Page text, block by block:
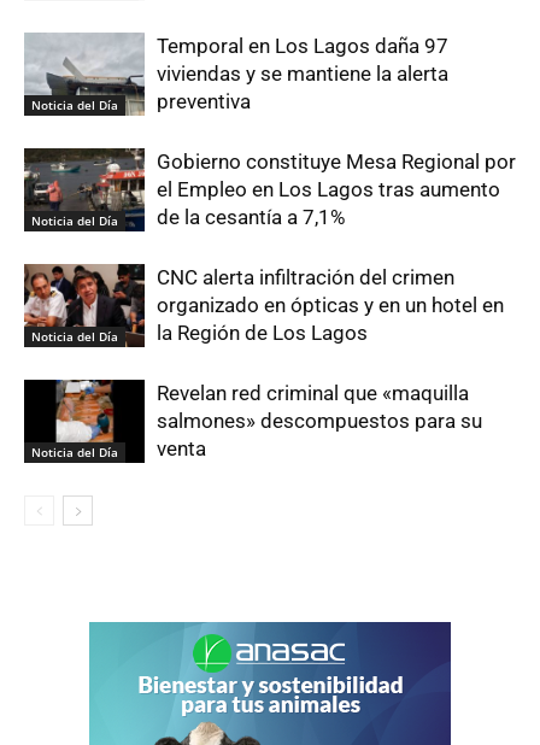
Noticia del Día
Temporal en Los Lagos daña 97
viviendas y se mantiene la alerta
preventiva
Noticia del Día
Gobierno constituye Mesa Regional por
el Empleo en Los Lagos tras aumento
de la cesantía a 7,1%
Noticia del Día
CNC alerta infiltración del crimen
organizado en ópticas y en un hotel en
la Región de Los Lagos
Noticia del Día
Revelan red criminal que «maquilla
salmones» descompuestos para su
venta